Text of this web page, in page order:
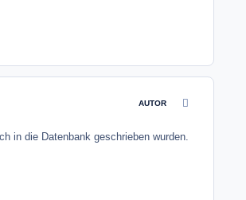
AUTOR comment_3056
in die Datenbank geschrieben wurden.